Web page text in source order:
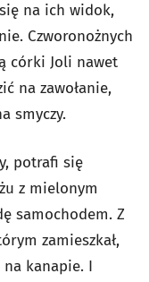
na ich widok,
Czworonożnych
córki Joli nawet
na zawołanie,
smyczy.
potrafi się
z mielonym
samochodem. Z
zamieszkał,
kanapie. I